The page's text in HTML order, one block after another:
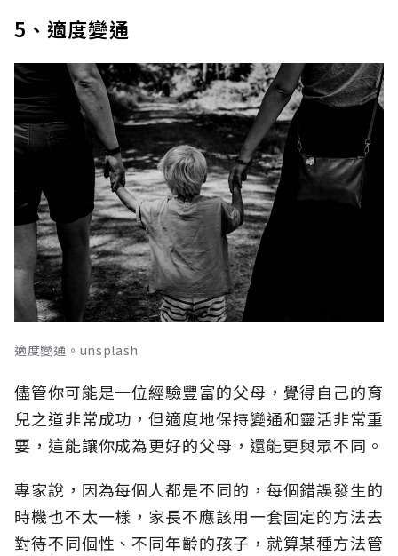
5、適度變通
適度變通。unsplash
儘管你可能是一位經驗豐富的父母，覺得自己的育
兒之道非常成功，但適度地保持變通和靈活非常重
要，這能讓你成為更好的父母，還能更與眾不同。
專家說，因為每個人都是不同的，每個錯誤發生的
時機也不太一樣，家長不應該用一套固定的方法去
對待不同個性、不同年齡的孩子，就算某種方法管